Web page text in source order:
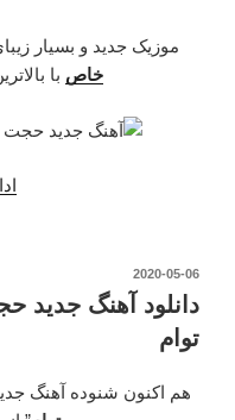
موزیک جدید و بسیار
خاص با
نوشته‌شده
2020-05-06
دانلود آهنگ جدید
توام
هم اکنون شنوده آهنگ